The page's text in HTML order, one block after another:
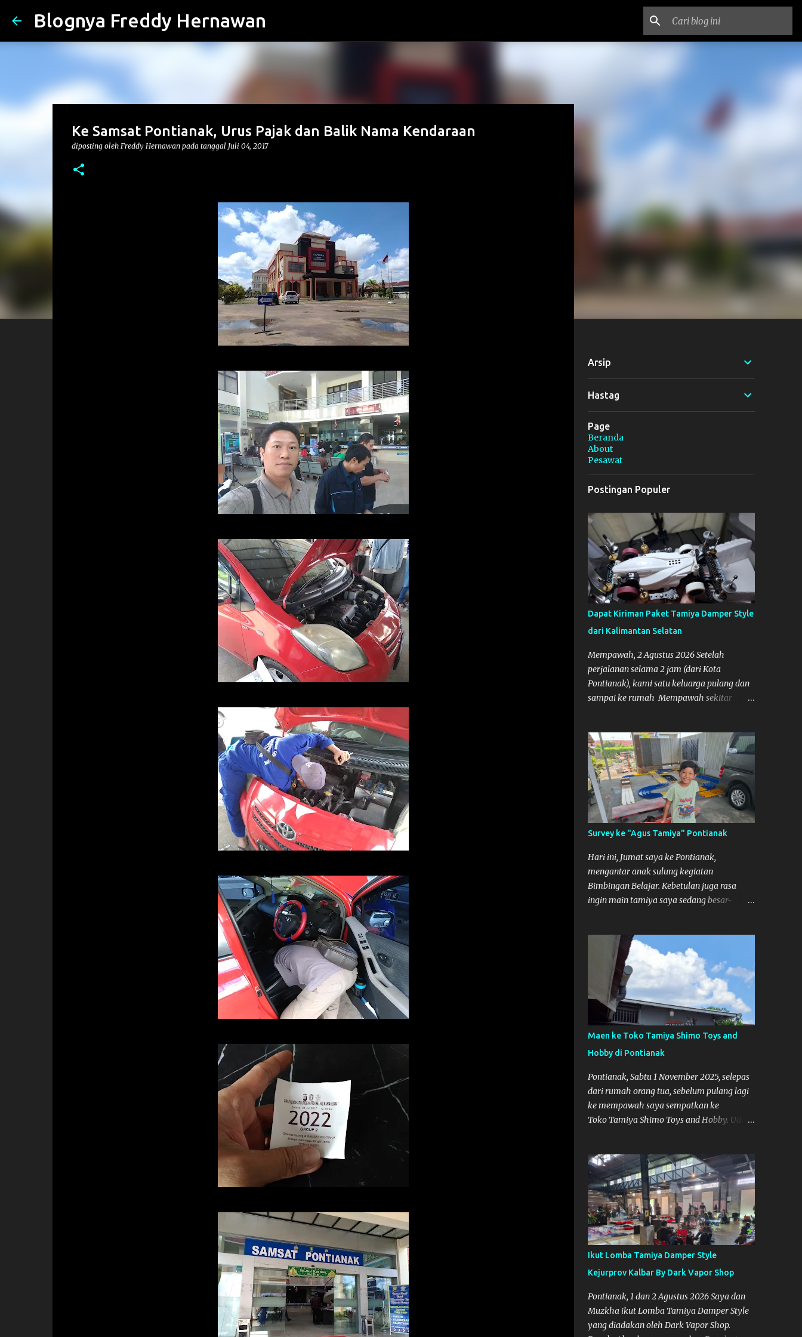
Blognya Freddy Hernawan
Ke Samsat Pontianak, Urus Pajak dan Balik Nama Kendaraan
diposting oleh Freddy Hernawan pada tanggal Juli 04, 2017
Arsip
Hastag
Page
Beranda
About
Pesawat
Postingan Populer
Dapat Kiriman Paket Tamiya Damper Style
dari Kalimantan Selatan
Mempawah, 2 Agustus 2026 Setelah
perjalanan selama 2 jam (dari Kota
Pontianak), kami satu keluarga pulang dan
sampai ke rumah Mempawah sekitar
Kalimantan Selatan. Tamiya IDC
Survey ke "Agus Tamiya" Pontianak
Hari ini, Jumat saya ke Pontianak,
mengantar anak sulung kegiatan
Bimbingan Belajar. Kebetulan juga rasa
ingin main tamiya saya sedang besar-
Daripada bengong dan sambil nunggu anak
pulang, saya pikir enak kali ya main
Tamiya di Pontianak. Muzkha di Lokasi
Agus Tamiya
Maen ke Toko Tamiya Shimo Toys and
Hobby di Pontianak
Pontianak, Sabtu 1 November 2025, selepas
dari rumah orang tua, sebelum pulang lagi
ke mempawah saya sempatkan ke
Toko Tamiya Shimo Toys and Hobby. Udah
pengen tahu tempatnya. Datang dari
Mempawah kesini jam 12 lewat kalau ndak
salah., tokonya belum buka. kata ibu2
pemilik, bukanya di jam 1. Saya pulang dulu
ke rumah ortu di Sepakat, untuk istirahat.
So malamnya sebelum pulang ke
Mempawah saya sempatkan lagi kesini.
Saya belanja beberapa part disini. Untuk
Lokasi Tempat:
Ikut Lomba Tamiya Damper Style
Kejurprov Kalbar By Dark Vapor Shop
Pontianak, 1 dan 2 Agustus 2026 Saya dan
Muzkha ikut Lomba Tamiya Damper Style
yang diadakan oleh Dark Vapor Shop.